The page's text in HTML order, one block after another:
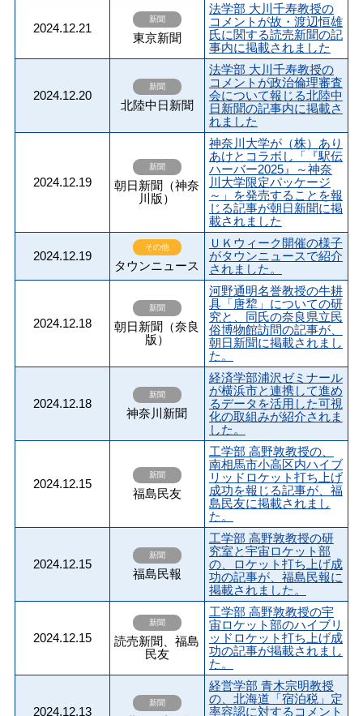
2024.12.21
新聞
東京新聞
法学部 大川千寿教授の
コメントが故・渡辺恒雄
氏に関する読売新聞の記
事内に掲載されました
2024.12.20
新聞
北陸中日新聞
法学部 大川千寿教授の
コメントが政治倫理審査
会について報じる北陸中
日新聞の記事内に掲載さ
れました
2024.12.19
新聞
朝日新聞（神奈
川版）
神奈川大学が（株）あり
あけとコラボし「『駅伝
ハーバー2025』～神奈
川大学限定パッケージ
～」を発売することを報
じる記事が朝日新聞に掲
載されました
2024.12.19
その他
タウンニュース
ＵＫウィーク開催の様子
がタウンニュースで紹介
されました。
2024.12.18
新聞
朝日新聞（奈良
版）
河野通明名誉教授の牛耕
具「唐犂」についての研
究と、同氏の奈良県立民
俗博物館訪問の記事が、
朝日新聞に掲載されまし
た。
2024.12.18
新聞
神奈川新聞
経済学部浦沢ゼミナール
が横浜市と連携して進め
るデータを活用した可視
化の取組みが紹介されま
した。
2024.12.15
新聞
福島民友
工学部 高野敦教授の、
南相馬市小高区内ハイブ
リッドロケット打ち上げ
成功を報じる記事が、福
島民友に掲載されまし
た。
2024.12.15
新聞
福島民報
工学部 高野敦教授の研
究室と宇宙ロケット部
の、ロケット打ち上げ成
功の記事が、福島民報に
掲載されました。
2024.12.15
新聞
読売新聞、福島
民友
工学部 高野敦教授の宇
宙ロケット部のハイブリ
ッドロケット打ち上げ成
功の記事が掲載されまし
た。
2024.12.13
新聞
経営学部 青木宗明教授
の、北海道「宿泊税」定
率容認に対するコメント